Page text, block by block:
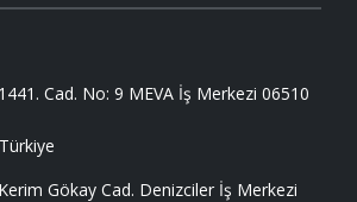
Cad. No: 9 MEVA İş Merkezi 06510
Gökay Cad. Denizciler İş Merkezi